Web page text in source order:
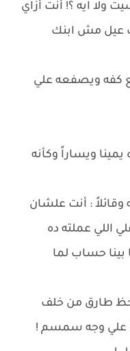
ولا ايه ؟! أنت أزاي
عيل مش ابنك
كفه ويصفعه علي
ويساراً وكأنه
: أنت علشان
اللي عملته ده
بينا حساب لما
طارق من خلف
علي وجه سمسم !